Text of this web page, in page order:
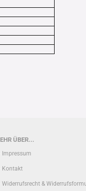
ÜBER...
Impressum
Kontakt
Widerrufsrecht &